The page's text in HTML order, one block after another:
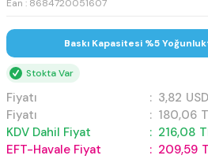
Ean : 8684720051607
Baskı Kapasitesi %5
Stokta Var
Fiyatı : 3,82
Fiyatı
: 180,06
KDV Dahil Fiyat
: 216,08
EFT-Havale Fiyat
: 209,59